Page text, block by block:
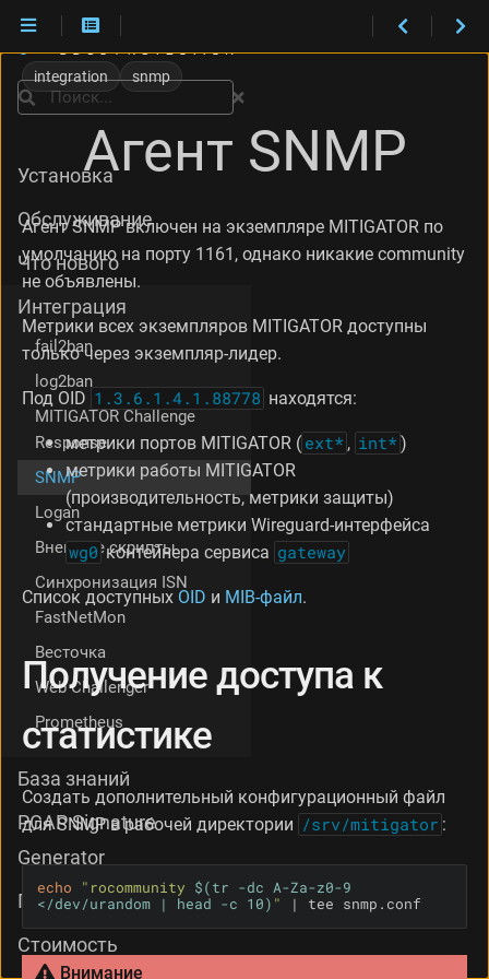
о
л
у
н
е
о
с
т
у
п
к
к
е
а
а
т
а
т
integration snmp
Агент SNMP
Агент SNMP включен на экземпляре MITIGATOR по
умолчанию на порту 1161, однако никакие community
не объявлены.
Метрики всех экземпляров MITIGATOR доступны
только через экземпляр-лидер.
Под OID 1.3.6.1.4.1.88778 находятся:
метрики портов MITIGATOR ( ext* , int* )
метрики работы MITIGATOR
(производительность, метрики защиты)
стандартные метрики Wireguard-интерфейса
wg0 контейнера сервиса gateway
Список доступных OID и MIB-файл.
Получение доступа к
статистике
Создать дополнительный конфигурационный файл
для SNMP в рабочей директории /srv/mitigator :
echo "rocommunity $(tr -dc A-Za-z0-9
</dev/urandom | head -c 10) " | tee snmp.conf
Внимание
Поиск
Установка
Обслуживание
Что нового
Интеграция
fail2ban
log2ban
MITIGATOR Challenge
Response
SNMP
Logan
Внешние скрипты
Синхронизация ISN
FastNetMon
Весточка
Web Challenger
Prometheus
База знаний
PCAP Signature
Generator
Поддержка
Стоимость